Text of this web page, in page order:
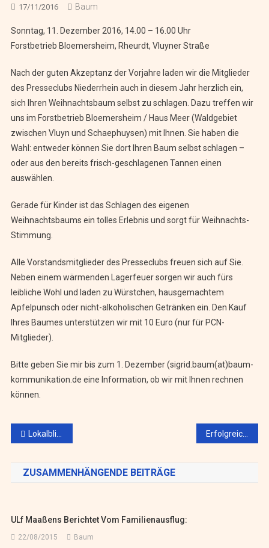
17/11/2016 Baum
Sonntag, 11. Dezember 2016, 14.00 – 16.00 Uhr
Forstbetrieb Bloemersheim, Rheurdt, Vluyner Straße
Nach der guten Akzeptanz der Vorjahre laden wir die Mitglieder
des Presseclubs Niederrhein auch in diesem Jahr herzlich ein,
sich Ihren Weihnachtsbaum selbst zu schlagen. Dazu treffen wir
uns im Forstbetrieb Bloemersheim / Haus Meer (Waldgebiet
zwischen Vluyn und Schaephuysen) mit Ihnen. Sie haben die
Wahl: entweder können Sie dort Ihren Baum selbst schlagen –
oder aus den bereits frisch-geschlagenen Tannen einen
auswählen.
Gerade für Kinder ist das Schlagen des eigenen
Weihnachtsbaums ein tolles Erlebnis und sorgt für Weihnachts-
Stimmung.
Alle Vorstandsmitglieder des Presseclubs freuen sich auf Sie.
Neben einem wärmenden Lagerfeuer sorgen wir auch fürs
leibliche Wohl und laden zu Würstchen, hausgemachtem
Apfelpunsch oder nicht-alkoholischen Getränken ein. Den Kauf
Ihres Baumes unterstützen wir mit 10 Euro (nur für PCN-
Mitglieder).
Bitte geben Sie mir bis zum 1. Dezember (sigrid.baum(at)baum-
kommunikation.de eine Information, ob wir mit Ihnen rechnen
können.
Beitragsnavigation
Lokalblicke aus NRW
ZUSAMMENHÄNGENDE BEITRÄGE
ULf Maaßens Berichtet Vom Familienausflug:
22/08/2015 Baum